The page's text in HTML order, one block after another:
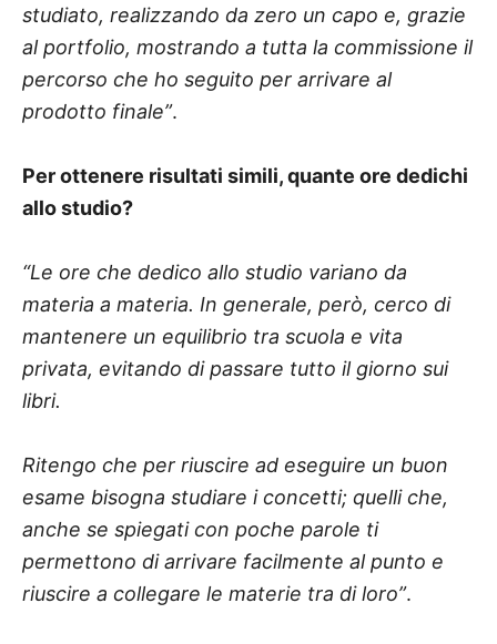
studiato, realizzando da zero un capo e, grazie
al portfolio, mostrando a tutta la commissione il
percorso che ho seguito per arrivare al
prodotto finale”.
Per ottenere risultati simili, quante ore dedichi
allo studio?
“Le ore che dedico allo studio variano da
materia a materia. In generale, però, cerco di
mantenere un equilibrio tra scuola e vita
privata, evitando di passare tutto il giorno sui
libri.
Ritengo che per riuscire ad eseguire un buon
esame bisogna studiare i concetti; quelli che,
anche se spiegati con poche parole ti
permettono di arrivare facilmente al punto e
riuscire a collegare le materie tra di loro”.